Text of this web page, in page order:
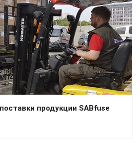
продукции SABfuse